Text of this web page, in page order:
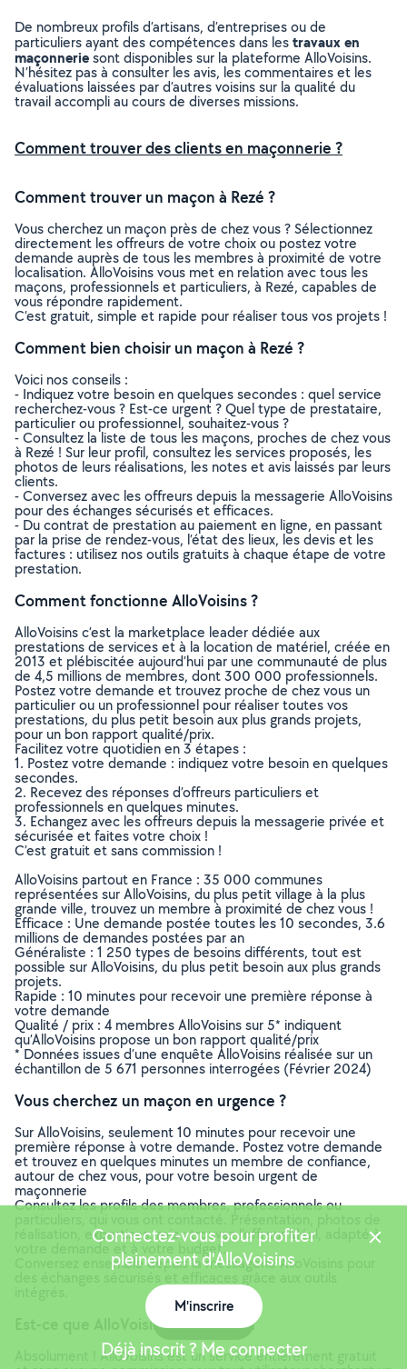
De nombreux profils d’artisans, d’entreprises ou de
particuliers ayant des compétences dans lestravaux en
maçonneriesont disponibles sur la plateforme AlloVoisins.
N’hésitez pas à consulter les avis, les commentaires et les
évaluations laissées par d’autres voisins sur la qualité du
travail accompli au cours de diverses missions.
Comment trouver des clients en maçonnerie ?
Comment trouver un maçon à Rezé ?
Vous cherchez un maçon près de chez vous ? Sélectionnez
directement les offreurs de votre choix ou postez votre
demande auprès de tous les membres à proximité de votre
localisation. AlloVoisins vous met en relation avec tous les
maçons, professionnels et particuliers, à Rezé, capables de
vous répondre rapidement.
C’est gratuit, simple et rapide pour réaliser tous vos projets !
Comment bien choisir un maçon à Rezé ?
Voici nos conseils :
- Indiquez votre besoin en quelques secondes : quel service
recherchez-vous ? Est-ce urgent ? Quel type de prestataire,
particulier ou professionnel, souhaitez-vous ?
- Consultez la liste de tous les maçons, proches de chez vous
à Rezé ! Sur leur profil, consultez les services proposés, les
photos de leurs réalisations, les notes et avis laissés par leurs
clients.
- Conversez avec les offreurs depuis la messagerie AlloVoisins
pour des échanges sécurisés et efficaces.
- Du contrat de prestation au paiement en ligne, en passant
par la prise de rendez-vous, l’état des lieux, les devis et les
factures : utilisez nos outils gratuits à chaque étape de votre
prestation.
Comment fonctionne AlloVoisins ?
AlloVoisins c’est la marketplace leader dédiée aux
prestations de services et à la location de matériel, créée en
2013 et plébiscitée aujourd’hui par une communauté de plus
de 4,5 millions de membres, dont 300 000 professionnels.
Postez votre demande et trouvez proche de chez vous un
particulier ou un professionnel pour réaliser toutes vos
prestations, du plus petit besoin aux plus grands projets,
pour un bon rapport qualité/prix.
Facilitez votre quotidien en 3 étapes :
1. Postez votre demande : indiquez votre besoin en quelques
secondes.
2. Recevez des réponses d’offreurs particuliers et
professionnels en quelques minutes.
3. Echangez avec les offreurs depuis la messagerie privée et
sécurisée et faites votre choix !
C’est gratuit et sans commission !
AlloVoisins partout en France : 35 000 communes
représentées sur AlloVoisins, du plus petit village à la plus
grande ville, trouvez un membre à proximité de chez vous !
Efficace : Une demande postée toutes les 10 secondes, 3.6
millions de demandes postées par an
Généraliste : 1 250 types de besoins différents, tout est
possible sur AlloVoisins, du plus petit besoin aux plus grands
projets.
Rapide : 10 minutes pour recevoir une première réponse à
votre demande
Qualité / prix : 4 membres AlloVoisins sur 5* indiquent
qu’AlloVoisins propose un bon rapport qualité/prix
* Données issues d’une enquête AlloVoisins réalisée sur un
échantillon de 5 671 personnes interrogées (Février 2024)
Vous cherchez un maçon en urgence ?
Sur AlloVoisins, seulement 10 minutes pour recevoir une
première réponse à votre demande. Postez votre demande
et trouvez en quelques minutes un membre de confiance,
autour de chez vous, pour votre besoin urgent de
maçonnerie
Consultez les profils des membres, professionnels ou
réalisation, expertises, avis : trouvez l'offreur idéal, adapté à
votre demande et à votre budget.
Conversez ensemble depuis la messagerie AlloVoisins pour
Est-ce que AlloVoisins est gratuit ?
Absolument ! AlloVoisins est un service entièrement gratuit
Connectez-vous pour profiter
pleinement d'AlloVoisins
M'inscrire
Déjà inscrit ? Me connecter